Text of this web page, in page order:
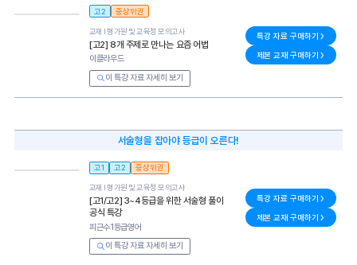
고2 중상위권
교재 l평가원 및 교육청 모의고사
[고2] 8개 주제로 만나는 요즘 어법
이클라우드
이 특강 자료 자세히 보기
특강 자료 구매하기
제본 교재 구매하기
서술형을 잡아야 등급이 오른다!
고1 고2 중상위권
교재 l평가원 및 교육청 모의고사
[고1/고2] 3~4등급을 위한 서술형 풀이
공식 특강
피근수1등급영어
이 특강 자료 자세히 보기
특강 자료 구매하기
제본 교재 구매하기